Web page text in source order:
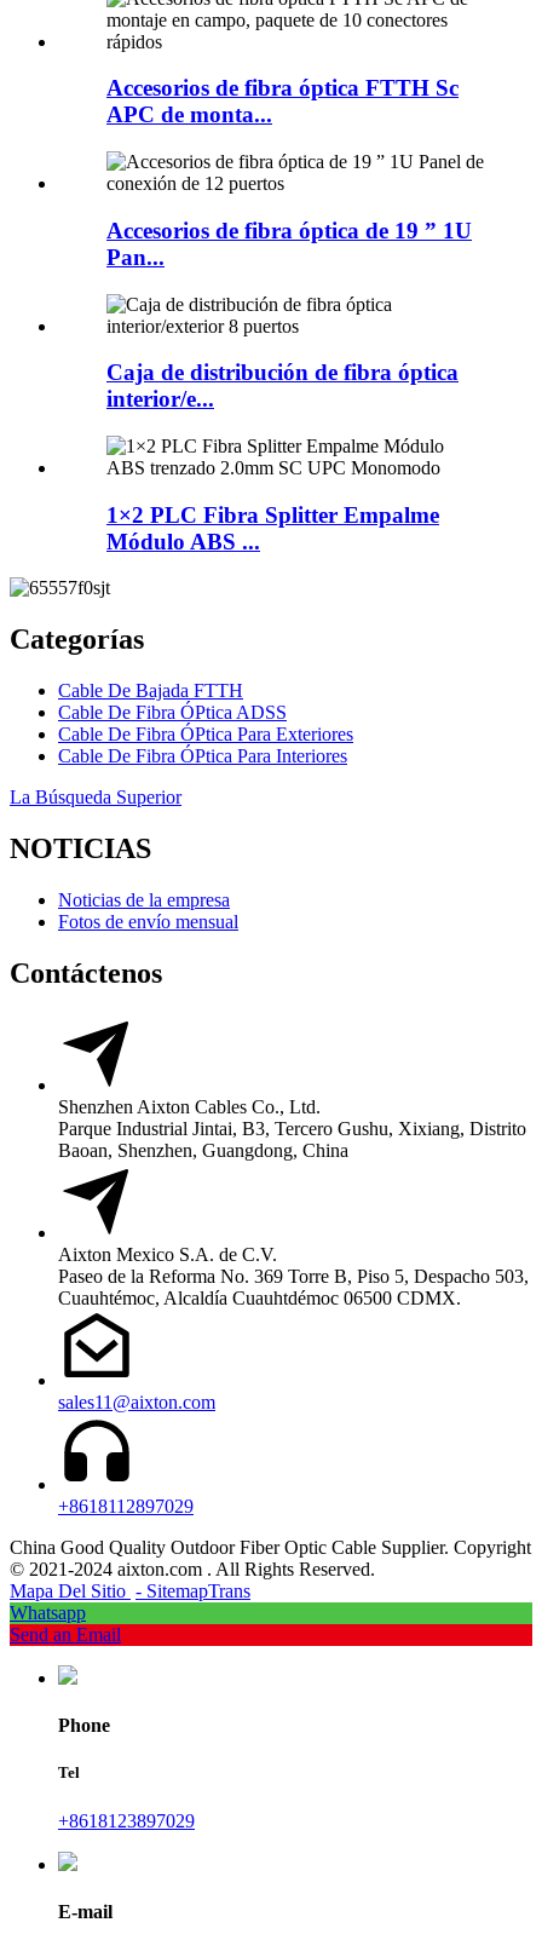
Accesorios de fibra óptica FTTH Sc
APC de monta...
Accesorios de fibra óptica de 19 ” 1U
Pan...
Caja de distribución de fibra óptica
interior/e...
1×2 PLC Fibra Splitter Empalme
Módulo ABS ...
Categorías
Cable De Bajada FTTH
Cable De Fibra ÓPtica ADSS
Cable De Fibra ÓPtica Para Exteriores
Cable De Fibra ÓPtica Para Interiores
La Búsqueda Superior
NOTICIAS
Noticias de la empresa
Fotos de envío mensual
Contáctenos
Shenzhen Aixton Cables Co., Ltd.
Parque Industrial Jintai, B3, Tercero Gushu, Xixiang, Distrito
Baoan, Shenzhen, Guangdong, China
Aixton Mexico S.A. de C.V.
Paseo de la Reforma No. 369 Torre B, Piso 5, Despacho 503,
Cuauhtémoc, Alcaldía Cuauhtdémoc 06500 CDMX.
sales11@aixton.com
+8618112897029
China Good Quality Outdoor Fiber Optic Cable Supplier. Copyright
© 2021-2024 aixton.com . All Rights Reserved.
Mapa Del Sitio - SitemapTrans
Whatsapp
Send an Email
Phone
Tel
+8618123897029
E-mail